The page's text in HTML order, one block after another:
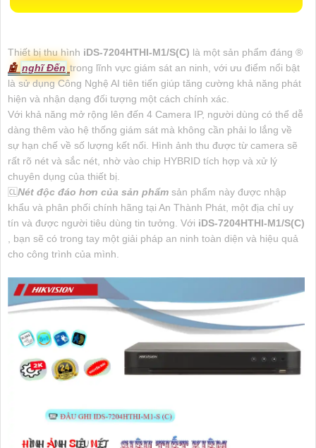
Thiết bị thu hình iDS-7204HTHI-M1/S(C) là một sản phẩm đáng ®️
🤖️ nghĩ Đến trong lĩnh vực giám sát an ninh, với ưu điểm nổi bật
là sử dụng Công Nghệ AI tiên tiến giúp tăng cường khả năng phát
hiện và nhận dạng đối tượng một cách chính xác.
Với khả năng mở rộng lên đến 4 Camera IP, người dùng có thể dễ
dàng thêm vào hệ thống giám sát mà không cần phải lo lắng về
sự hạn chế về số lượng kết nối. Hình ảnh thu được từ camera sẽ
rất rõ nét và sắc nét, nhờ vào chip HYBRID tích hợp và xử lý
chuyên dụng của thiết bị.
🆑Nét độc đáo hơn của sản phẩm sản phẩm này được nhập
khẩu và phân phối chính hãng tại An Thành Phát, một địa chỉ uy
tín và được người tiêu dùng tin tưởng. Với iDS-7204HTHI-M1/S(C)
, bạn sẽ có trong tay một giải pháp an ninh toàn diện và hiệu quả
cho công trình của mình.